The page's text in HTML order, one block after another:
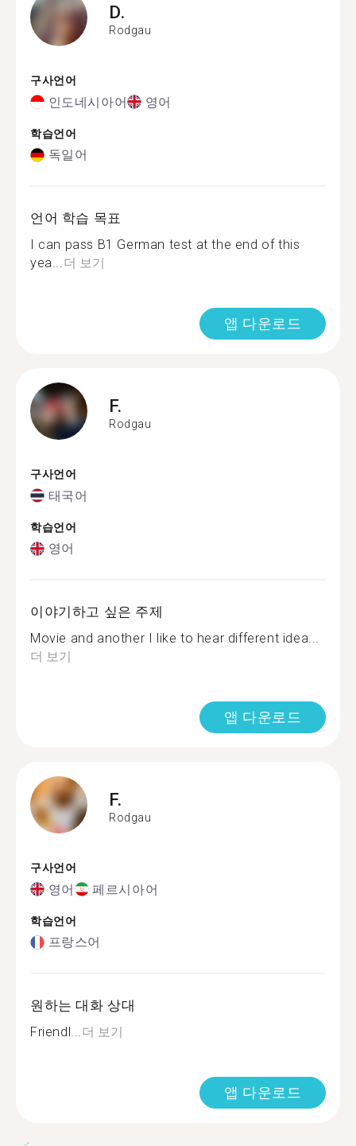
D.
Rodgau
구사언어
인도네시아어 영어
학습언어
독일어
언어 학습 목표
I can pass B1 German test at the end of this
yea...더 보기
앱 다운로드
F.
Rodgau
구사언어
태국어
학습언어
영어
이야기하고 싶은 주제
Movie and another I like to hear different idea...
더 보기
앱 다운로드
F.
Rodgau
구사언어
영어 페르시아어
학습언어
프랑스어
원하는 대화 상대
Friendl...더 보기
앱 다운로드